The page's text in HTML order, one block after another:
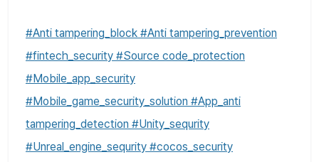
#Anti tampering_block #Anti tampering_prevention
#fintech_security #Source code_protection
#Mobile_app_security
#Mobile_game_security_solution #App_anti
tampering_detection #Unity_sequrity
#Unreal_engine_sequrity #cocos_security